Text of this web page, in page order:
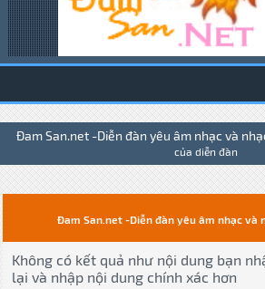
Đam San.net -Diễn đàn yêu âm nhạc và
của diễn đàn
Đam San.net -Diễn đàn yêu âm nhạc và
Không có kết quả như nội dung bạn
lại và nhập nội dung chính xác hơn